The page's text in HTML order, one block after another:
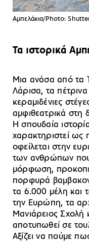
Αμπελάκια/Photo:
Τα ιστορικά
Μια ανάσα από τα
Λάρισα, τα
κεραμιδένιες
αμφιθεατρικά στη
Η σπουδαία
χαρακτηριστεί ως
οφείλεται στην
των ανθρώπων που
μόρφωση,
πορφυρά
τα 6.000 μέλη και
την Ευρώπη, τα
Μανιάρειος Σχολή
αποτυπωθεί σε
Αξίζει να πούμε